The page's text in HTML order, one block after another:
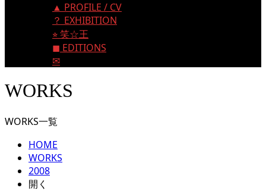
▲ PROFILE / CV
？ EXHIBITION
⭐︎ 笑☆王
◼︎ EDITIONS
✉︎
WORKS
WORKS一覧
HOME
WORKS
2008
開く